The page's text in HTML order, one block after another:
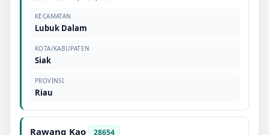
KECAMATAN
Lubuk Dalam
KOTA/KABUPATEN
Siak
PROVINSI
Riau
Rawang Kao 28654